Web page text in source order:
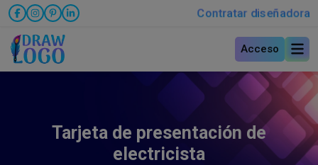
Contratar diseñadora
Acceso
Tarjeta de presentación de
electricista